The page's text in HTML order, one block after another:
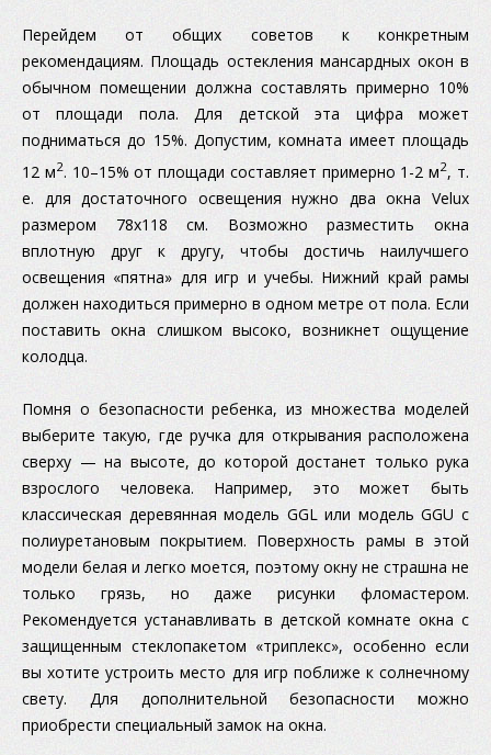
Перейдем от общих советов к конкретным
рекомендациям. Площадь остекления мансардных окон в
обычном помещении должна составлять примерно 10%
от площади пола. Для детской эта цифра может
подниматься до 15%. Допустим, комната имеет площадь
12 м2. 10–15% от площади составляет примерно 1-2 м2, т.
е. для достаточного освещения нужно два окна Velux
размером 78х118 см. Возможно разместить окна
вплотную друг к другу, чтобы достичь наилучшего
освещения «пятна» для игр и учебы. Нижний край рамы
должен находиться примерно в одном метре от пола. Если
поставить окна слишком высоко, возникнет ощущение
колодца.
Помня о безопасности ребенка, из множества моделей
выберите такую, где ручка для открывания расположена
сверху — на высоте, до которой достанет только рука
взрослого человека. Например, это может быть
классическая деревянная модель GGL или модель GGU с
полиуретановым покрытием. Поверхность рамы в этой
модели белая и легко моется, поэтому окну не страшна не
только грязь, но даже рисунки фломастером.
Рекомендуется устанавливать в детской комнате окна с
защищенным стеклопакетом «триплекс», особенно если
вы хотите устроить место для игр поближе к солнечному
свету. Для дополнительной безопасности можно
приобрести специальный замок на окна.